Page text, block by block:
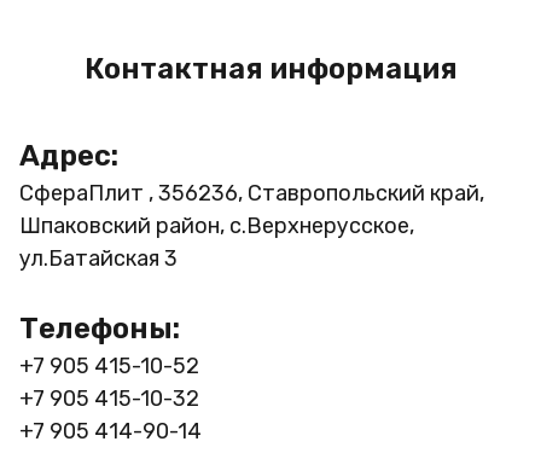
Контактная информация
Адрес:
СфераПлит , 356236, Ставропольский край,
Шпаковский район, с.Верхнерусское,
ул.Батайская 3
Телефоны:
+7 905 415-10-52
+7 905 415-10-32
+7 905 414-90-14